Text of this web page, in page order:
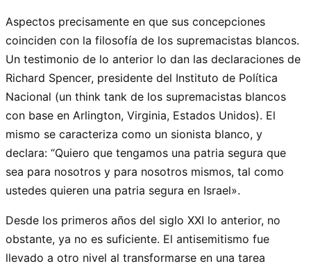
Aspectos precisamente en que sus concepciones
coinciden con la filosofía de los supremacistas blancos.
Un testimonio de lo anterior lo dan las declaraciones de
Richard Spencer, presidente del Instituto de Política
Nacional (un think tank de los supremacistas blancos
con base en Arlington, Virginia, Estados Unidos). El
mismo se caracteriza como un sionista blanco, y
declara: “Quiero que tengamos una patria segura que
sea para nosotros y para nosotros mismos, tal como
ustedes quieren una patria segura en Israel».
Desde los primeros años del siglo XXI lo anterior, no
obstante, ya no es suficiente. El antisemitismo fue
llevado a otro nivel al transformarse en una tarea